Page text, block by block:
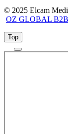
© 2025 Elcam
OZ GLOBAL B2B
Top